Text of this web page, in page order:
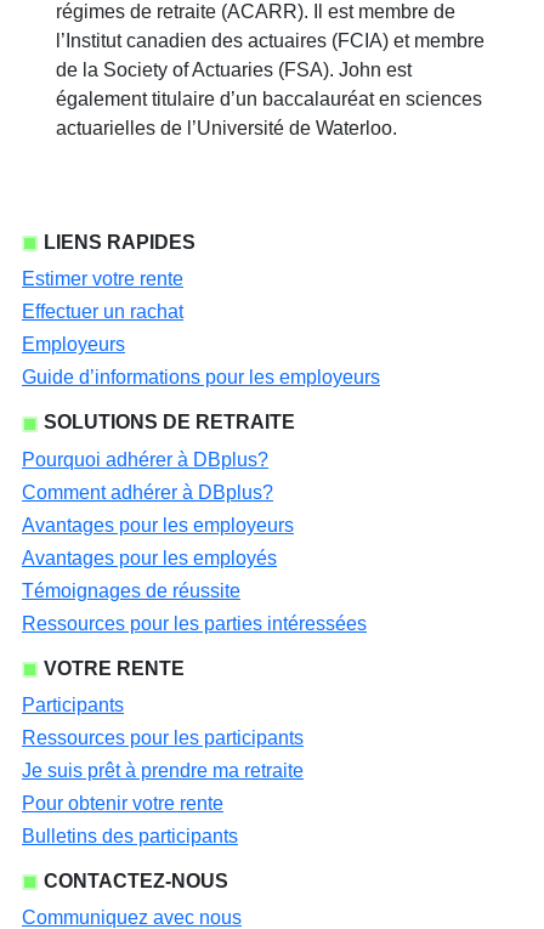
régimes de retraite (ACARR). Il est membre de
l’Institut canadien des actuaires (FCIA) et membre
de la Society of Actuaries (FSA). John est
également titulaire d’un baccalauréat en sciences
actuarielles de l’Université de Waterloo.
LIENS RAPIDES
Estimer votre rente
Effectuer un rachat
Employeurs
Guide d’informations pour les employeurs
SOLUTIONS DE RETRAITE
Pourquoi adhérer à DBplus?
Comment adhérer à DBplus?
Avantages pour les employeurs
Avantages pour les employés
Témoignages de réussite
Ressources pour les parties intéressées
VOTRE RENTE
Participants
Ressources pour les participants
Je suis prêt à prendre ma retraite
Pour obtenir votre rente
Bulletins des participants
CONTACTEZ-NOUS
Communiquez avec nous